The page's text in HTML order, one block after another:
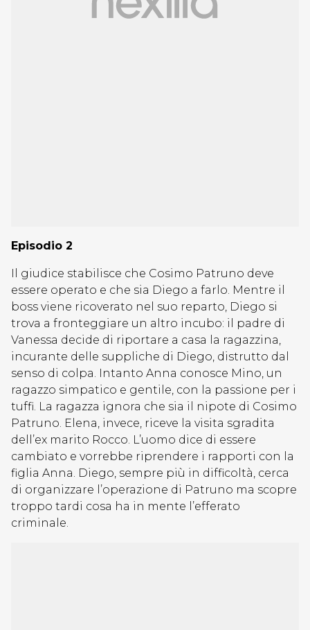
Episodio 2
Il giudice stabilisce che Cosimo Patruno deve
essere operato e che sia Diego a farlo. Mentre il
boss viene ricoverato nel suo reparto, Diego si
trova a fronteggiare un altro incubo: il padre di
Vanessa decide di riportare a casa la ragazzina,
incurante delle suppliche di Diego, distrutto dal
senso di colpa. Intanto Anna conosce Mino, un
ragazzo simpatico e gentile, con la passione per i
tuffi. La ragazza ignora che sia il nipote di Cosimo
Patruno. Elena, invece, riceve la visita sgradita
dell’ex marito Rocco. L’uomo dice di essere
cambiato e vorrebbe riprendere i rapporti con la
figlia Anna. Diego, sempre più in difficoltà, cerca
di organizzare l’operazione di Patruno ma scopre
troppo tardi cosa ha in mente l’efferato
criminale.